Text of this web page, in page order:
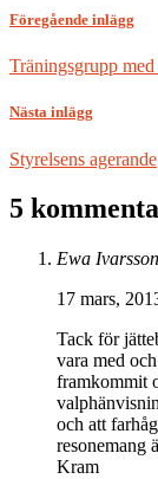
Föregående inlägg
Träningsgrupp
Nästa inlägg
Styrelsens agerande
5
Ewa Ivarsson
17 mars,
Tack för
vara med
framkommit
och att
resonemang
Kram